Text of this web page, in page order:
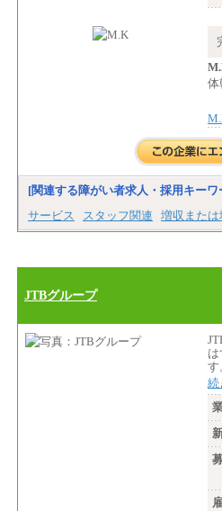
体
[関連する障がい者求人・採用キーワ
サービス
スタッフ関連 増収また
JTBグループ
す
続